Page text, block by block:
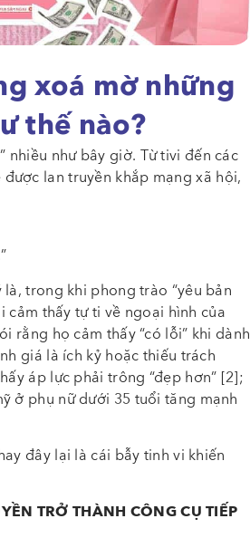
xoá mờ những
thế nào?
nhiều như bây giờ. Từ tivi đến các
lan truyền khắp mạng xã hội,
trong khi phong trào “yêu bản
cảm thấy tự ti về ngoại hình của
rằng họ cảm thấy “có lỗi” khi dành
giá là ích kỷ hoặc thiếu trách
áp lực phải trông “đẹp hơn” [2];
ở phụ nữ dưới 35 tuổi tăng mạnh
đây lại là cái bẫy tinh vi khiến
TRỞ THÀNH CÔNG CỤ TIẾP